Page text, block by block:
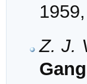
Z. J.